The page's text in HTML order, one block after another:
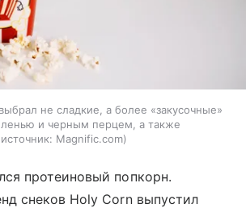
не сладкие, а более «закусочные»
и черным перцем, а также
источник: Magnific.com
протеиновый попкорн.
снеков Holy Corn выпустил